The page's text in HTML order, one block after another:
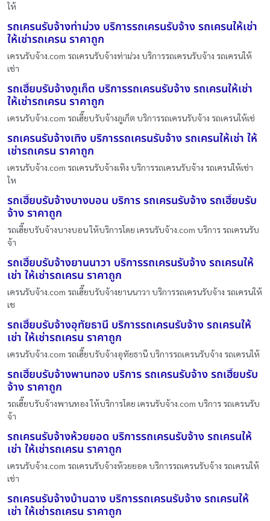
ให้
รถเครนรับจ้างท่าม่วง บริการรถเครนรับจ้าง รถเครนให้เช่า
ให้เช่ารถเครน ราคาถูก
เครนรับจ้าง.com รถเครนรับจ้างท่าม่วง บริการรถเครนรับจ้าง รถเครนให้
เช่า
รถเฮี๊ยบรับจ้างภูเก็ต บริการรถเครนรับจ้าง รถเครนให้เช่า
ให้เช่ารถเครน ราคาถูก
เครนรับจ้าง.com รถเฮี๊ยบรับจ้างภูเก็ต บริการรถเครนรับจ้าง รถเครนให้เช่
รถเครนรับจ้างเทิง บริการรถเครนรับจ้าง รถเครนให้เช่า ให้
เช่ารถเครน ราคาถูก
เครนรับจ้าง.com รถเครนรับจ้างเทิง บริการรถเครนรับจ้าง รถเครนให้เช่า
ให
รถเฮี๊ยบรับจ้างบางบอน บริการ รถเครนรับจ้าง รถเฮี๊ยบรับ
จ้าง ราคาถูก
รถเฮี๊ยบรับจ้างบางบอน ให้บริการโดย เครนรับจ้าง.com บริการ รถเครนรับ
จ้า
รถเฮี๊ยบรับจ้างยานนาวา บริการรถเครนรับจ้าง รถเครนให้
เช่า ให้เช่ารถเครน ราคาถูก
เครนรับจ้าง.com รถเฮี๊ยบรับจ้างยานนาวา บริการรถเครนรับจ้าง รถเครนให้
เช
รถเฮี๊ยบรับจ้างอุทัยธานี บริการรถเครนรับจ้าง รถเครนให้
เช่า ให้เช่ารถเครน ราคาถูก
เครนรับจ้าง.com รถเฮี๊ยบรับจ้างอุทัยธานี บริการรถเครนรับจ้าง รถเครนให้
รถเฮี๊ยบรับจ้างพานทอง บริการ รถเครนรับจ้าง รถเฮี๊ยบรับ
จ้าง ราคาถูก
รถเฮี๊ยบรับจ้างพานทอง ให้บริการโดย เครนรับจ้าง.com บริการ รถเครนรับ
จ้า
รถเครนรับจ้างห้วยยอด บริการรถเครนรับจ้าง รถเครนให้
เช่า ให้เช่ารถเครน ราคาถูก
เครนรับจ้าง.com รถเครนรับจ้างห้วยยอด บริการรถเครนรับจ้าง รถเครนให้
เช่า
รถเครนรับจ้างบ้านฉาง บริการรถเครนรับจ้าง รถเครนให้
เช่า ให้เช่ารถเครน ราคาถูก